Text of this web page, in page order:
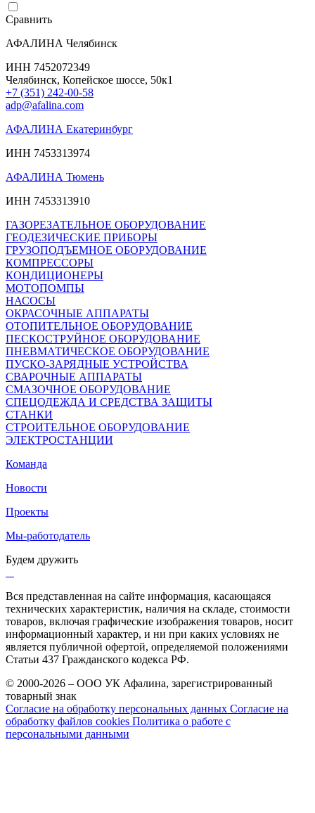
Сравнить
АФАЛИНА Челябинск
ИНН 7452072349
Челябинск, Копейское шоссе, 50к1
+7 (351) 242-00-58
adp@afalina.com
АФАЛИНА Екатеринбург
ИНН 7453313974
АФАЛИНА Тюмень
ИНН 7453313910
ГАЗОРЕЗАТЕЛЬНОЕ ОБОРУДОВАНИЕ
ГЕОДЕЗИЧЕСКИЕ ПРИБОРЫ
ГРУЗОПОДЪЕМНОЕ ОБОРУДОВАНИЕ
КОМПРЕССОРЫ
КОНДИЦИОНЕРЫ
МОТОПОМПЫ
НАСОСЫ
ОКРАСОЧНЫЕ АППАРАТЫ
ОТОПИТЕЛЬНОЕ ОБОРУДОВАНИЕ
ПЕСКОСТРУЙНОЕ ОБОРУДОВАНИЕ
ПНЕВМАТИЧЕСКОЕ ОБОРУДОВАНИЕ
ПУСКО-ЗАРЯДНЫЕ УСТРОЙСТВА
СВАРОЧНЫЕ АППАРАТЫ
СМАЗОЧНОЕ ОБОРУДОВАНИЕ
СПЕЦОДЕЖДА И СРЕДСТВА ЗАЩИТЫ
СТАНКИ
СТРОИТЕЛЬНОЕ ОБОРУДОВАНИЕ
ЭЛЕКТРОСТАНЦИИ
Команда
Новости
Проекты
Мы-работодатель
Будем дружить
Вся представленная на сайте информация, касающаяся
технических характеристик, наличия на складе, стоимости
товаров, включая графические изображения товаров, носит
информационный характер, и ни при каких условиях не
является публичной офертой, определяемой положениями
Статьи 437 Гражданского кодекса РФ.
© 2000-2026 – ООО УК Афалина, зарегистрированный
товарный знак
Согласие на обработку персональных данных Согласие на
обработку файлов cookies Политика о работе с
персональными данными